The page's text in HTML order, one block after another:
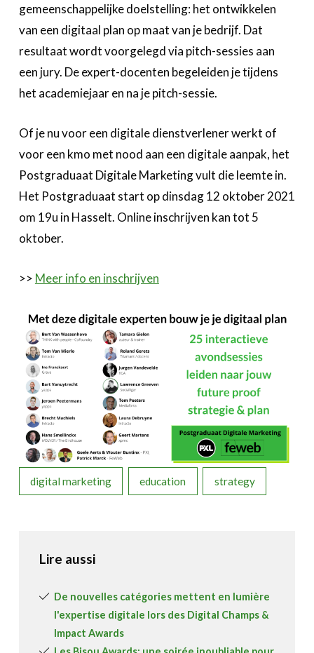
gemeenschappelijke doelstelling: het ontwikkelen
van een digitaal plan op maat van je bedrijf. Dat
resultaat wordt voorgelegd via pitch-sessies aan
een jury. De expert-docenten begeleiden je tijdens
het academiejaar en na je pitch-sessie.
Of je nu voor een digitale dienstverlener werkt of
voor een kmo met nood aan een digitale aanpak, het
Postgraduaat Digitale Marketing vult die leemte in.
Het Postgraduaat start op dinsdag 12 oktober 2021
om 19u in Hasselt. Online inschrijven kan tot 5
oktober.
>> Meer info en inschrijven
digital marketing education strategy
Lire aussi
De nouvelles catégories mettent en lumière
l'expertise digitale lors des Digital Champs &
Impact Awards